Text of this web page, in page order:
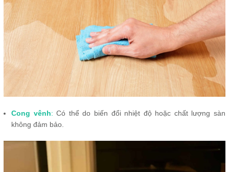
Cong vênh: Có thể do biến đổi nhiệt độ hoặc chất lượng sàn
không đảm bảo.